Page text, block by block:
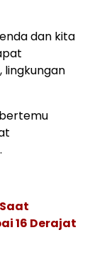
dan kita
lingkungan
16 Derajat